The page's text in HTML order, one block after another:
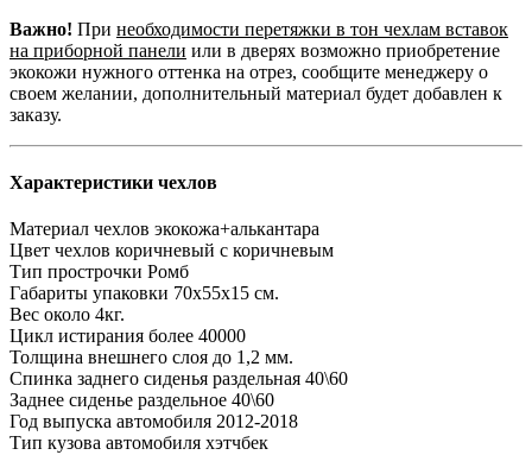
Важно! При необходимости перетяжки в тон чехлам вставок
на приборной панели или в дверях возможно приобретение
экокожи нужного оттенка на отрез, сообщите менеджеру о
своем желании, дополнительный материал будет добавлен к
заказу.
Характеристики чехлов
Материал чехлов экокожа+алькантара
Цвет чехлов коричневый с коричневым
Тип прострочки Ромб
Габариты упаковки 70х55х15 см.
Вес около 4кг.
Цикл истирания более 40000
Толщина внешнего слоя до 1,2 мм.
Спинка заднего сиденья раздельная 40\60
Заднее сиденье раздельное 40\60
Год выпуска автомобиля 2012-2018
Тип кузова автомобиля хэтчбек